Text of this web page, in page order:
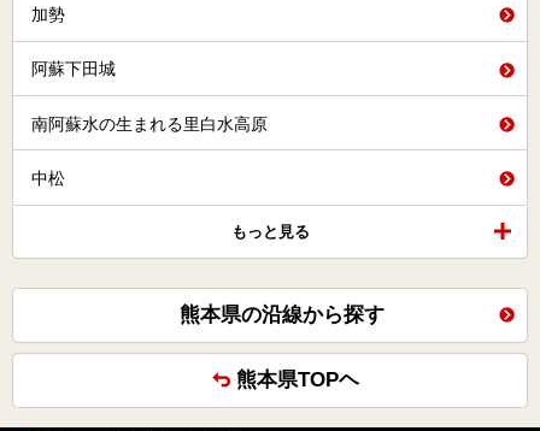
加勢
阿蘇下田城
南阿蘇水の生まれる里白水高原
中松
もっと見る
熊本県の沿線から探す
熊本県TOPヘ